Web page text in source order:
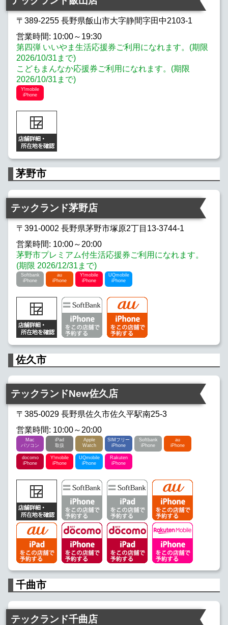
〒389-2255 長野県飯山市大字静間字田中2103-1
営業時間: 10:00～19:30
第四弾 いいやま生活応援券ご利用になれます。(期限
2026/10/31まで)
こどもまんなか応援券ご利用になれます。(期限
2026/10/31まで)
Y!mobile
iPhone
茅野市
テックランド茅野店
〒391-0002 長野県茅野市塚原2丁目13-3744-1
営業時間: 10:00～20:00
茅野市プレミアム付生活応援券ご利用になれます。
(期限 2026/12/31まで)
Softbank
iPhone
au
iPhone
Y!mobile
iPhone
UQmobile
iPhone
佐久市
テックランドNew佐久店
〒385-0029 長野県佐久市佐久平駅南25-3
営業時間: 10:00～20:00
Mac
パソコン
iPad
取扱
Apple
Watch
SIMフリー
iPhone
Softbank
iPhone
au
iPhone
docomo
iPhone
Y!mobile
iPhone
UQmobile
iPhone
Rakuten
iPhone
千曲市
テックランド千曲店